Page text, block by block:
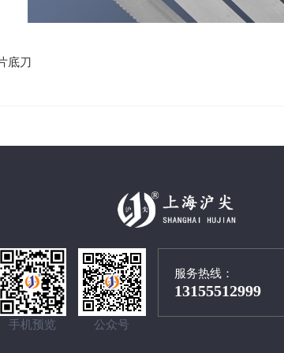
底刀
手机预览 公众号
服务热线：
13155512999